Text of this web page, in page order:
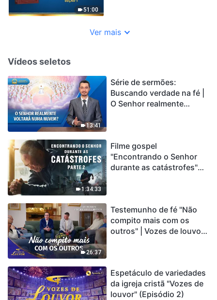
51:00
Ver mais
Vídeos seletos
13:41
Série de sermões:
Buscando verdade na fé |
O Senhor realmente
1:34:33
Filme gospel
"Encontrando o Senhor
durante as catástrofes"
catástrofes ccontecem, a
humanidade está
entrando em contagem
26:37
Testemunho de fé "Não
compito mais com os
outros" | Vozes de louvor
Espetáculo de variedades
da igreja cristã "Vozes de
louvor" (Episódio 2)